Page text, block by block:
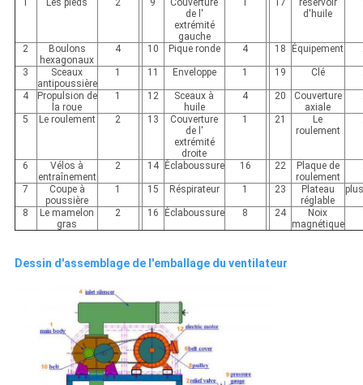
Les pieds 2 9
Couverture
de l'
extrémité
gauche
17
réservoir
d'huile
2
Boulons
hexagonaux
4 10 Pique ronde 4 18 Équipement
3
Sceaux
antipoussière
1 11 Enveloppe 1 19 Clé
4
Propulsion de
la roue
1 12
Sceaux à
huile
4 20
Couverture
axiale
5 Le roulement 2 13
Couverture
de l'
extrémité
droite
1 21
Le
roulement
6
Vélos à
entraînement
2 14 Éclaboussure 16 22
Plaque de
roulement
7
Coupe à
poussière
1 15 Réspirateur 1 23
Plateau
réglable
8
Le mamelon
gras
2 16 Éclaboussure 8 24
Noix
magnétique
Dessin d'assemblage de l'emballage du ventilateur